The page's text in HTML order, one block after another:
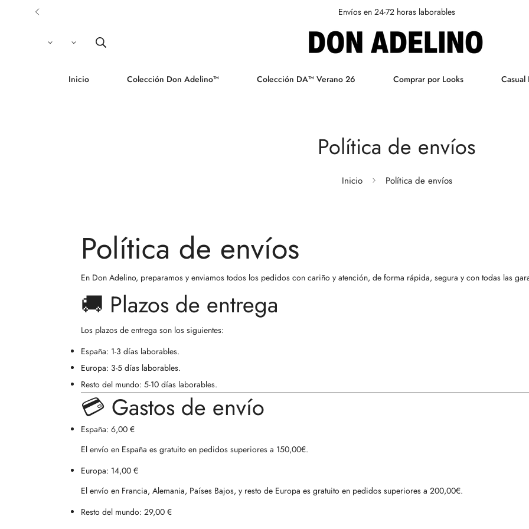
Envíos en 24-72 horas laborables
Inicio Colección Don Adelino™ Colección DA™ Verano 26 Comprar por Looks Casual
Política de envíos
Inicio Política de envíos
Política de envíos
En Don Adelino, preparamos y enviamos todos los pedidos con cariño y atención, de forma rápida, segura y con todas las
🚚 Plazos de entrega
Los plazos de entrega son los siguientes:
España: 1-3 días laborables.
Europa: 3-5 días laborables.
Resto del mundo: 5-10 días laborables.
💳 Gastos de envío
España: 6,00 €
El envío en España es gratuito en pedidos superiores a 150,00€.
Europa: 14,00 €
El envío en Francia, Alemania, Países Bajos, y resto de Europa es gratuito en pedidos superiores a 200,00€.
Resto del mundo: 29,00 €